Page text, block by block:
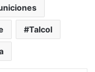
Talcol